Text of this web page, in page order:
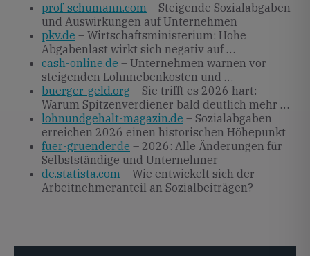
prof-schumann.com – Steigende Sozialabgaben
und Auswirkungen auf Unternehmen
pkv.de – Wirtschaftsministerium: Hohe
Abgabenlast wirkt sich negativ auf …
cash-online.de – Unternehmen warnen vor
steigenden Lohnnebenkosten und …
buerger-geld.org – Sie trifft es 2026 hart:
Warum Spitzenverdiener bald deutlich mehr …
lohnundgehalt-magazin.de – Sozialabgaben
erreichen 2026 einen historischen Höhepunkt
fuer-gruender.de – 2026: Alle Änderungen für
Selbstständige und Unternehmer
de.statista.com – Wie entwickelt sich der
Arbeitnehmeranteil an Sozialbeiträgen?